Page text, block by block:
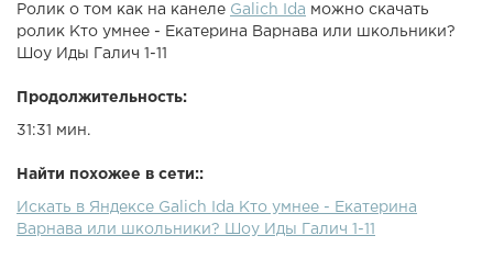
Ролик о том как на канеле Galich Ida можно скачать
ролик Кто умнее - Екатерина Варнава или школьники?
Шоу Иды Галич 1-11
Продолжительность:
31:31 мин.
Найти похожее в сети::
Искать в Яндексе Galich Ida Кто умнее - Екатерина
Варнава или школьники? Шоу Иды Галич 1-11